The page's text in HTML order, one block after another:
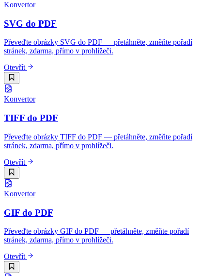
Konvertor
SVG do PDF
Převeďte obrázky SVG do PDF — přetáhněte, změňte pořadí
stránek, zdarma, přímo v prohlížeči.
Otevřít
Konvertor
TIFF do PDF
Převeďte obrázky TIFF do PDF — přetáhněte, změňte pořadí
stránek, zdarma, přímo v prohlížeči.
Otevřít
Konvertor
GIF do PDF
Převeďte obrázky GIF do PDF — přetáhněte, změňte pořadí
stránek, zdarma, přímo v prohlížeči.
Otevřít